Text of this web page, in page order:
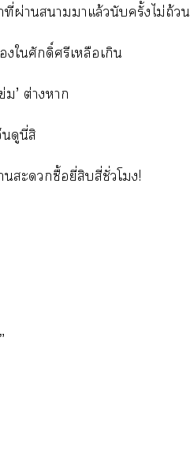
ผ่านาาแล้วนับครั้งไม่ถ้วน
ใศักดิ์ศรีเหลือเกิน
ม’ ต่างา
นดูนี่สิ
ะซื้อยี่สิบสี่ชั่วโมง!